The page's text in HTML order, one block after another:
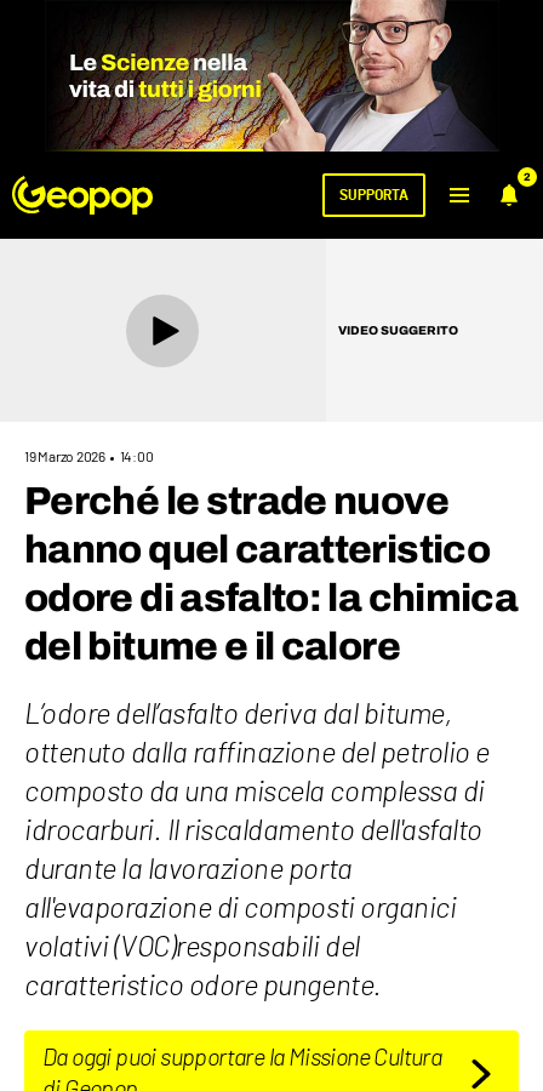
2
SUPPORTA
VIDEO SUGGERITO
19 Marzo 2026 14:00
Perché le strade nuove
hanno quel caratteristico
odore di asfalto: la chimica
del bitume e il calore
L’odore dell’asfalto deriva dal bitume,
ottenuto dalla raffinazione del petrolio e
composto da una miscela complessa di
idrocarburi. Il riscaldamento dell'asfalto
durante la lavorazione porta
all'evaporazione di composti organici
volativi (VOC)responsabili del
caratteristico odore pungente.
Da oggi puoi supportare la Missione Cultura